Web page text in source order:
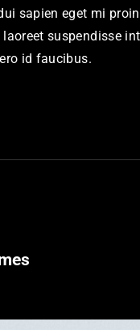
sapien eget mi
suspendisse
id faucibus.